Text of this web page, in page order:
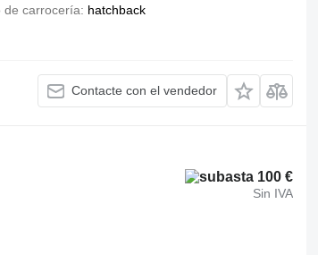
de carrocería hatchback
Contacte con el vendedor
100 €
Sin IVA